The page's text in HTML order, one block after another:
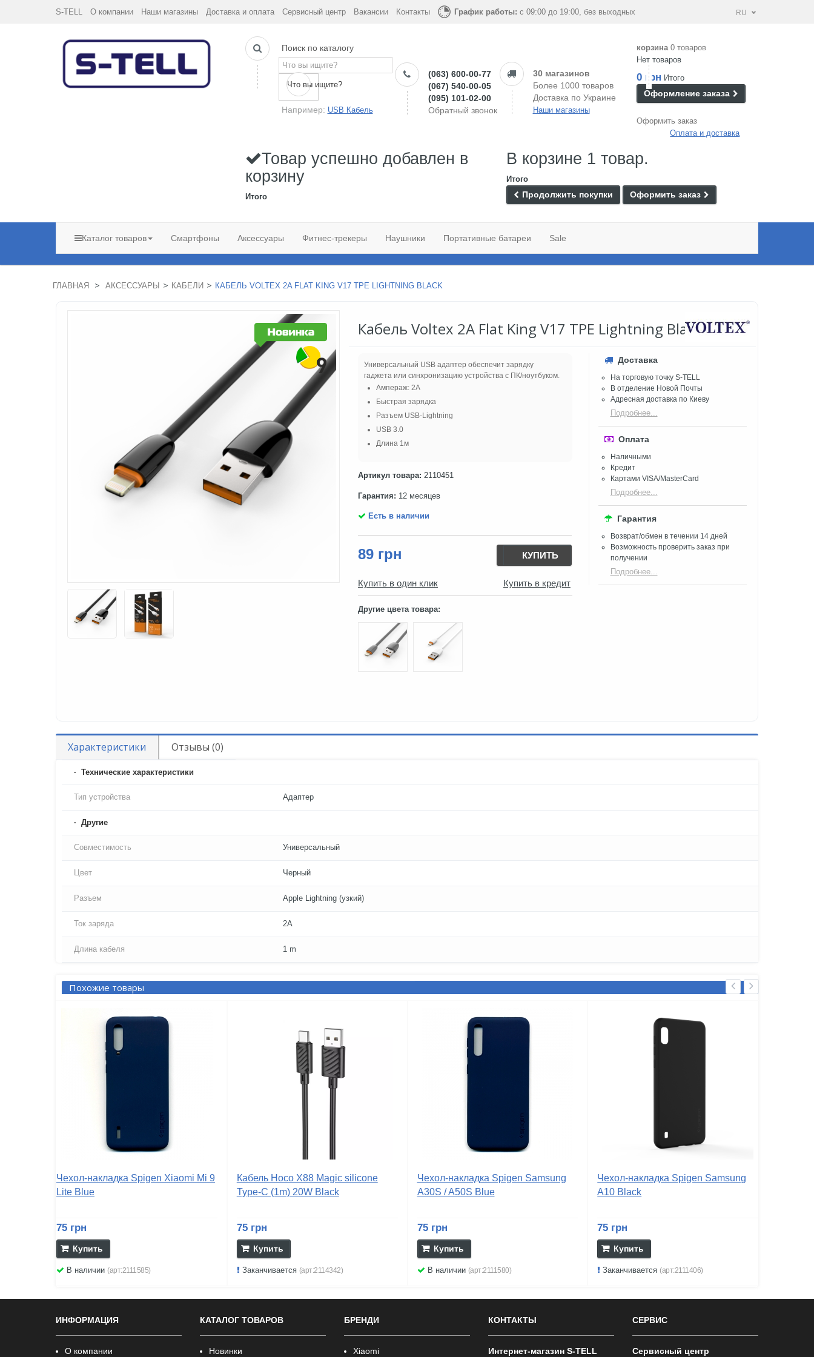
S-TELL О компании Наши магазины Доставка и оплата Сервисный центр Вакансии Контакты График работы: с 09:00 до 19:00, без выходных RU
Поиск по каталогу
Что вы ищите?
Например: USB Кабель
(063) 600-00-77
(067) 540-00-05
(095) 101-02-00
Обратный звонок
30 магазинов
Более 1000 товаров
Доставка по Украине
Наши магазины
корзина 0 товаров
Нет товаров
0 грн Итого
Оформление заказа
Оформить заказ
Оплата и доставка
Товар успешно добавлен в
корзину
Итого
В корзине 1 товар.
Итого
Продолжить покупки Оформить заказ
Каталог товаров Смартфоны Аксессуары Фитнес-трекеры Наушники Портативные батареи Sale
ГЛАВНАЯ > АКСЕССУАРЫ > КАБЕЛИ > КАБЕЛЬ VOLTEX 2A FLAT KING V17 TPE LIGHTNING BLACK
Кабель Voltex 2A Flat King V17 TPE Lightning Black
Универсальный USB адаптер обеспечит зарядку
гаджета или синхронизацию устройства с ПК/ноутбуком.
Ампераж: 2A
Быстрая зарядка
Разъем USB-Lightning
USB 3.0
Длина 1м
Артикул товара: 2110451
Гарантия: 12 месяцев
Есть в наличии
89 грн КУПИТЬ
Купить в один клик Купить в кредит
Другие цвета товара:
Доставка
На торговую точку S-TELL
В отделение Новой Почты
Адресная доставка по Киеву
Подробнее...
Оплата
Наличными
Кредит
Картами VISA/MasterCard
Подробнее...
Гарантия
Возврат/обмен в течении 14 дней
Возможность проверить заказ при
получении​
Подробнее...
Характеристики Отзывы (0)
Технические характеристики
Тип устройства Адаптер
Другие
Совместимость Универсальный
Цвет Черный
Разъем Apple Lightning (узкий)
Ток заряда 2A
Длина кабеля 1 m
Похожие товары
Чехол-накладка Spigen Xiaomi Mi 9
Lite Blue
75 грн
Купить
В наличии (арт:2111585)
Кабель Hoco X88 Magic silicone
Type-C (1m) 20W Black
75 грн
Купить
Заканчивается (арт:2114342)
Чехол-накладка Spigen Samsung
A30S / A50S Blue
75 грн
Купить
В наличии (арт:2111580)
Чехол-накладка Spigen Samsung
A10 Black
75 грн
Купить
Заканчивается(арт:2111406)
ИНФОРМАЦИЯ
О компании
КАТАЛОГ ТОВАРОВ
Новинки
БРЕНДИ
Xiaomi
КОНТАКТЫ
Интернет-магазин S-TELL
СЕРВИС
Сервисный центр